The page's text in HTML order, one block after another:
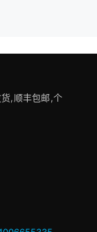
,顺丰包邮,个